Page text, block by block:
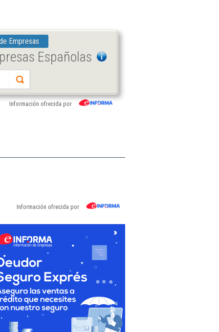
Empresas
Españolas
Información ofrecida por
Información ofrecida por